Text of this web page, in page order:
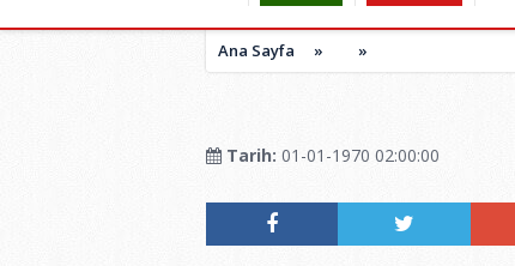
Ana Sayfa » »
Tarih: 01-01-1970 02:00:00